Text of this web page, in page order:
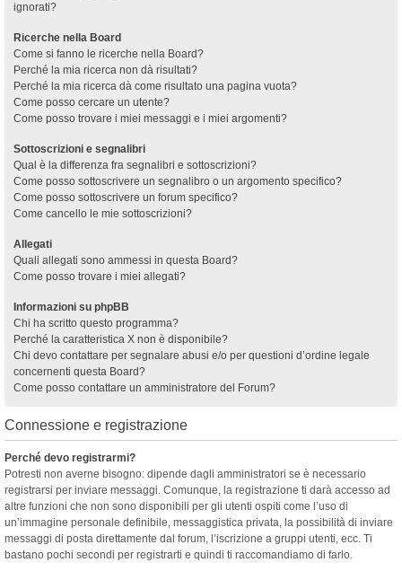
ignorati?
Ricerche nella Board
Come si fanno le ricerche nella Board?
Perché la mia ricerca non dà risultati?
Perché la mia ricerca dà come risultato una pagina vuota?
Come posso cercare un utente?
Come posso trovare i miei messaggi e i miei argomenti?
Sottoscrizioni e segnalibri
Qual è la differenza fra segnalibri e sottoscrizioni?
Come posso sottoscrivere un segnalibro o un argomento specifico?
Come posso sottoscrivere un forum specifico?
Come cancello le mie sottoscrizioni?
Allegati
Quali allegati sono ammessi in questa Board?
Come posso trovare i miei allegati?
Informazioni su phpBB
Chi ha scritto questo programma?
Perché la caratteristica X non è disponibile?
Chi devo contattare per segnalare abusi e/o per questioni d’ordine legale
concernenti questa Board?
Come posso contattare un amministratore del Forum?
Connessione e registrazione
Perché devo registrarmi?
Potresti non averne bisogno: dipende dagli amministratori se è necessario
registrarsi per inviare messaggi. Comunque, la registrazione ti darà accesso ad
altre funzioni che non sono disponibili per gli utenti ospiti come l’uso di
un’immagine personale definibile, messaggistica privata, la possibilità di inviare
messaggi di posta direttamente dal forum, l’iscrizione a gruppi utenti, ecc. Ti
bastano pochi secondi per registrarti e quindi ti raccomandiamo di farlo.